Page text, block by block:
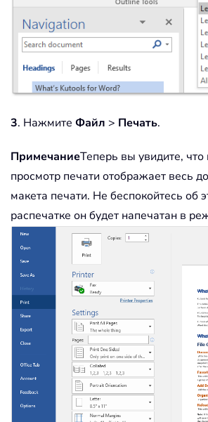
3. Нажмите Файл > Печать.
ПримечаниеТеперь вы увидите,
просмотр печати отображает весь
макета печати. Не беспокойтесь об
распечатке он будет напечатан в